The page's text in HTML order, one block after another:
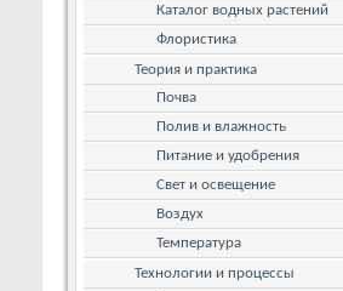
Каталог водных растений
Флористика
Теория и практика
Почва
Полив и влажность
Питание и удобрения
Свет и освещение
Воздух
Температура
Технологии и процессы